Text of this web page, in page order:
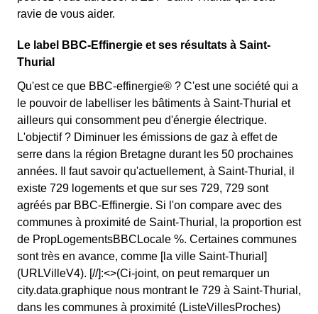
ravie de vous aider.
Le label BBC-Effinergie et ses résultats à Saint-
Thurial
Qu'est ce que BBC-effinergie® ? C'est une société qui a
le pouvoir de labelliser les bâtiments à Saint-Thurial et
ailleurs qui consomment peu d'énergie électrique.
L'objectif ? Diminuer les émissions de gaz à effet de
serre dans la région Bretagne durant les 50 prochaines
années. Il faut savoir qu'actuellement, à Saint-Thurial, il
existe 729 logements et que sur ses 729, 729 sont
agréés par BBC-Effinergie. Si l'on compare avec des
communes à proximité de Saint-Thurial, la proportion est
de PropLogementsBBCLocale %. Certaines communes
sont très en avance, comme [la ville Saint-Thurial]
(URLVilleV4). [//]:<>(Ci-joint, on peut remarquer un
city.data.graphique nous montrant le 729 à Saint-Thurial,
dans les communes à proximité (ListeVillesProches)